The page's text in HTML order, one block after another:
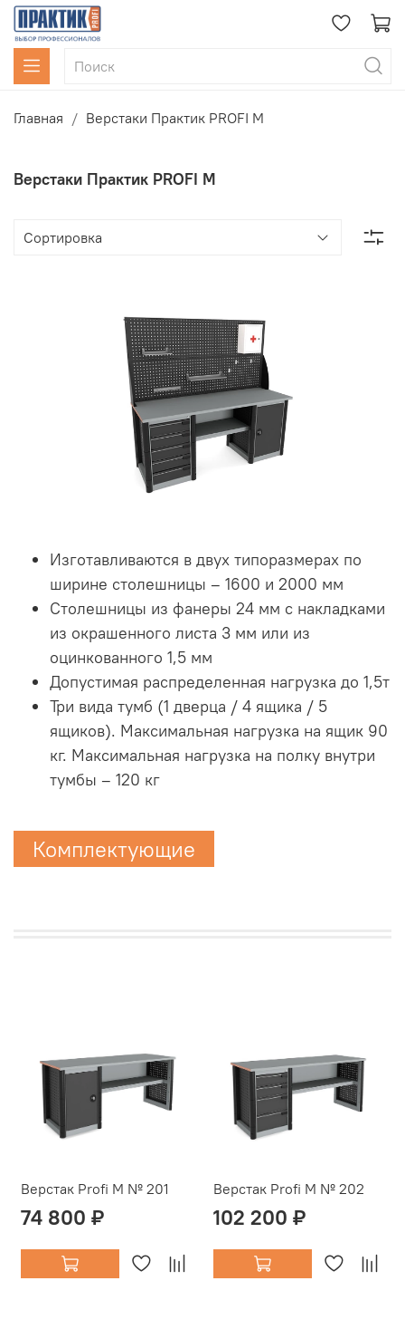
Главная Верстаки Практик PROFI M
Верстаки Практик PROFI M
Изготавливаются в двух типоразмерах по
ширине столешницы – 1600 и 2000 мм
Столешницы из фанеры 24 мм с накладками
из окрашенного листа 3 мм или из
оцинкованного 1,5 мм
Допустимая распределенная нагрузка до 1,5т
Три вида тумб (1 дверца / 4 ящика / 5
ящиков). Максимальная нагрузка на ящик 90
кг. Максимальная нагрузка на полку внутри
тумбы – 120 кг
Комплектующие
Верстак Profi M № 201
74 800 ₽
Верстак Profi M № 202
102 200 ₽